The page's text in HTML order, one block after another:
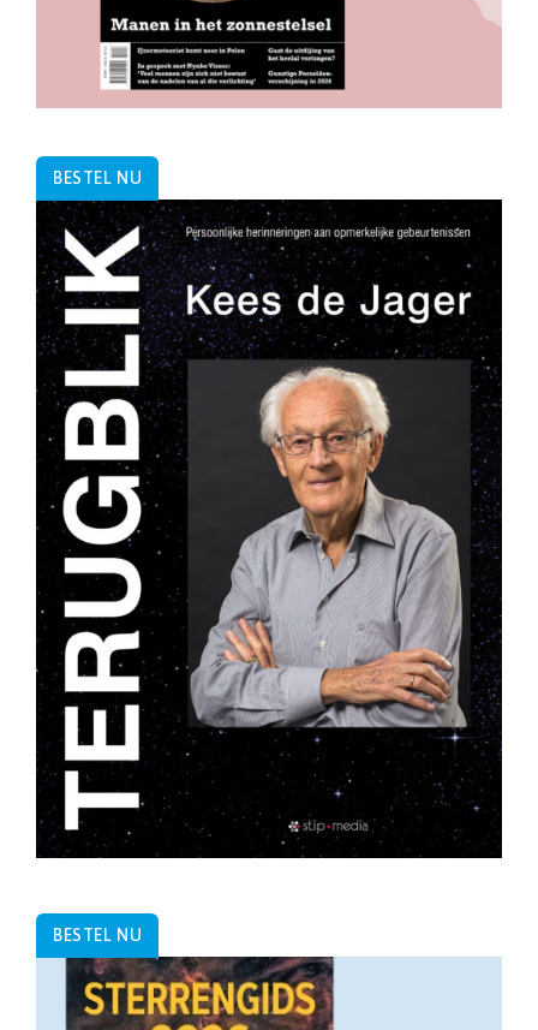
BESTEL NU
BESTEL NU